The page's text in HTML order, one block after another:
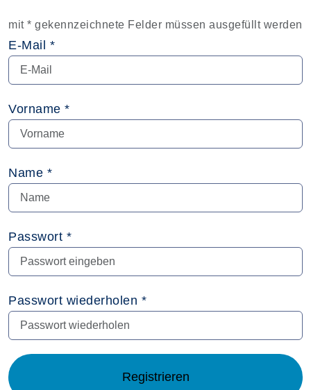
mit * gekennzeichnete Felder müssen ausgefüllt werden
E-Mail *
Vorname *
Name *
Passwort *
Passwort wiederholen *
Registrieren